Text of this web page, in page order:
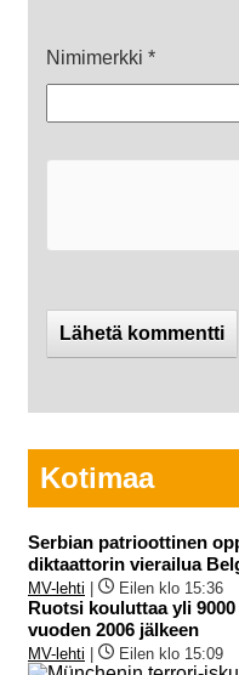
Nimimerkki *
Kotimaa
Serbian patrioottinen
diktaattorin vierailua
MV-lehti | Eilen klo 15:36
Ruotsi kouluttaa yli
vuoden 2006 jälkeen
MV-lehti | Eilen klo 15:09